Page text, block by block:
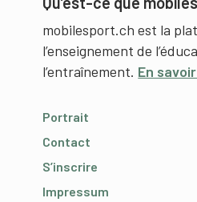
mobilesport.ch est la
l’enseignement de
l’entraînement. En
Portrait
Contact
S’inscrire
Impressum